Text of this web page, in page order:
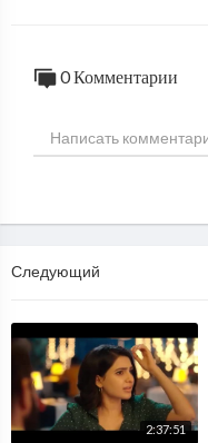
0 Комментарии
Следующий
2:37:51